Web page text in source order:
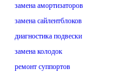
замена амортизаторов
замена сайлентблоков
диагностика подвески
замена колодок
ремонт суппортов